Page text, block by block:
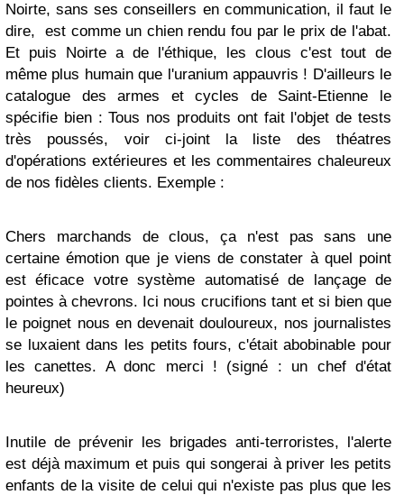
Noirte, sans ses conseillers en communication, il faut le
dire, est comme un chien rendu fou par le prix de l'abat.
Et puis Noirte a de l'éthique, les clous c'est tout de
même plus humain que l'uranium appauvris ! D'ailleurs le
catalogue des armes et cycles de Saint-Etienne le
spécifie bien : Tous nos produits ont fait l'objet de tests
très poussés, voir ci-joint la liste des théatres
d'opérations extérieures et les commentaires chaleureux
de nos fidèles clients. Exemple :
Chers marchands de clous, ça n'est pas sans une
certaine émotion que je viens de constater à quel point
est éficace votre système automatisé de lançage de
pointes à chevrons. Ici nous crucifions tant et si bien que
le poignet nous en devenait douloureux, nos journalistes
se luxaient dans les petits fours, c'était abobinable pour
les canettes. A donc merci ! (signé : un chef d'état
heureux)
Inutile de prévenir les brigades anti-terroristes, l'alerte
est déjà maximum et puis qui songerai à priver les petits
enfants de la visite de celui qui n'existe pas plus que les